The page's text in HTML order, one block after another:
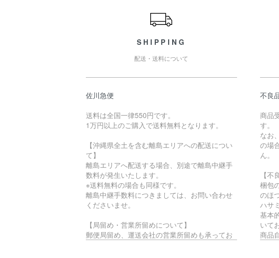
SHIPPING
配送・送料について
佐川急便
送料は全国一律550円です。
1万円以上のご購入で送料無料となります。
【沖縄県全土を含む離島エリアへの配送につい
て】
離島エリアへ配送する場合、別途で離島中継手
数料が発生いたします。
※送料無料の場合も同様です。
離島中継手数料につきましては、お問い合わせ
くださいませ。
【局留め・営業所留めについて】
郵便局留め、運送会社の営業所留めも承ってお
不良
商品
す。
なお
の場
ん。
【不
梱包
のほ
ハサ
基本
いて
商品